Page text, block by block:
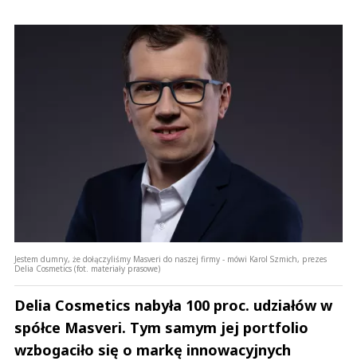
Jestem dumny, że dołączyliśmy Masveri do naszej firmy - mówi Karol Szmich, prezes
Delia Cosmetics (fot. materiały prasowe)
Delia Cosmetics nabyła 100 proc. udziałów w
spółce Masveri. Tym samym jej portfolio
wzbogaciło się o markę innowacyjnych